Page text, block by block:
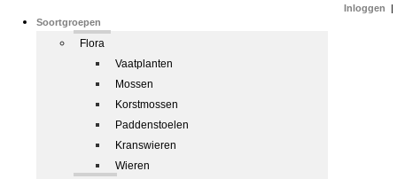
Soortgroepen
Flora
Vaatplanten
Mossen
Korstmossen
Paddenstoelen
Kranswieren
Wieren
Inloggen |